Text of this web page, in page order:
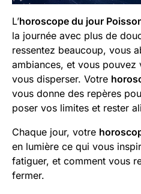
L’horoscope du jour
la journée avec plus de
ressentez beaucoup, vous
ambiances, et vous
vous disperser. Votre
vous donne des repères
poser vos limites et rester
Chaque jour, votre
en lumière ce qui vous
fatiguer, et comment vous
fermer.